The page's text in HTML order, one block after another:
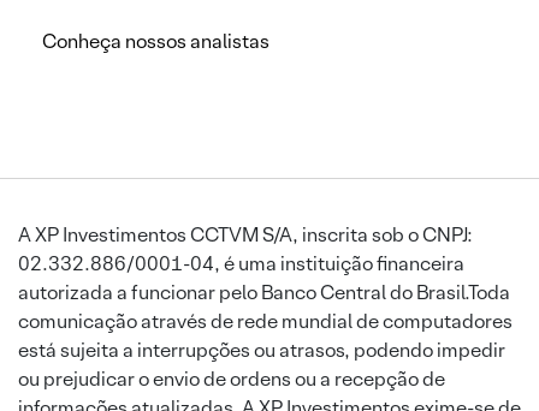
Conheça nossos analistas
A XP Investimentos CCTVM S/A, inscrita sob o CNPJ:
02.332.886/0001-04, é uma instituição financeira
autorizada a funcionar pelo Banco Central do Brasil.Toda
comunicação através de rede mundial de computadores
está sujeita a interrupções ou atrasos, podendo impedir
ou prejudicar o envio de ordens ou a recepção de